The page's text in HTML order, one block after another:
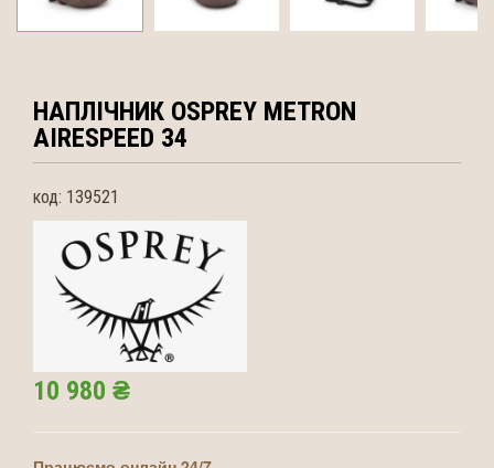
НАПЛІЧНИК OSPREY METRON
AIRESPEED 34
код: 139521
10 980 ₴